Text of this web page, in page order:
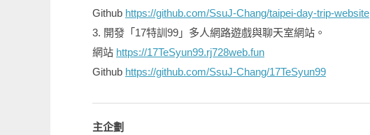
Github https://github.com/SsuJ-Chang/taipei-day-trip-website
3. 開發「17特訓99」多人網路遊戲與聊天室網站。
網站 https://17TeSyun99.rj728web.fun
Github https://github.com/SsuJ-Chang/17TeSyun99
主企劃